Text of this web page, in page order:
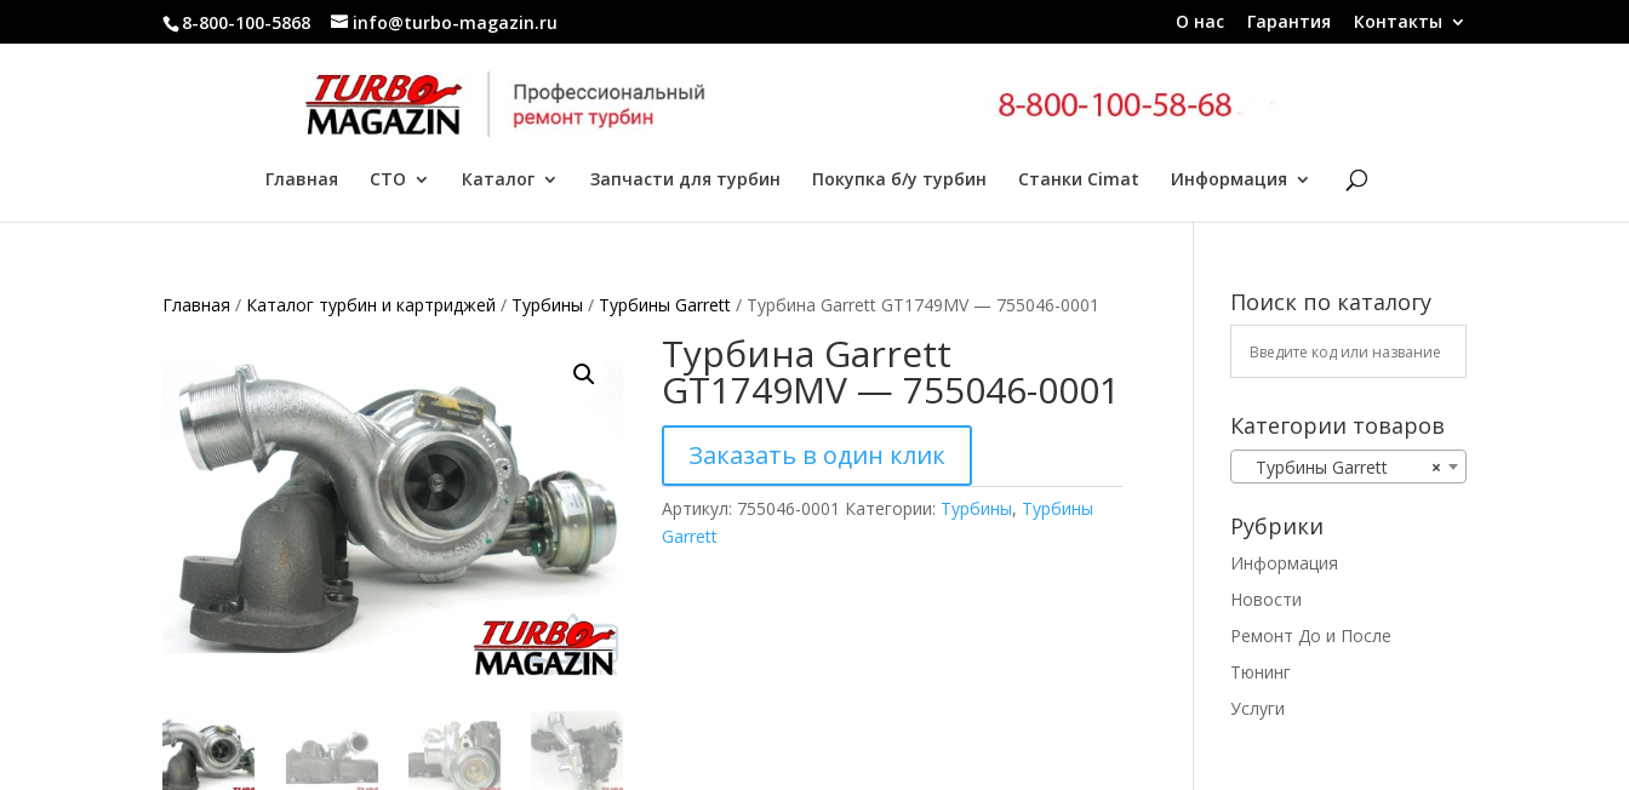
8-800-100-5868 info@turbo-magazin.ru О нас Гарантия Контакты
Главная СТО Каталог Запчасти для турбин Покупка б/у турбин Станки Cimat Информация
Главная / Каталог турбин и картриджей / Турбины / Турбины Garrett / Турбина Garrett GT1749MV — 755046-0001
Турбина Garrett
GT1749MV — 755046-0001
Заказать в один клик
Артикул: 755046-0001 Категории: Турбины, Турбины
Garrett
Поиск по каталогу
Категории товаров
×
Турбины Garrett
Рубрики
Информация
Новости
Ремонт До и После
Тюнинг
Услуги